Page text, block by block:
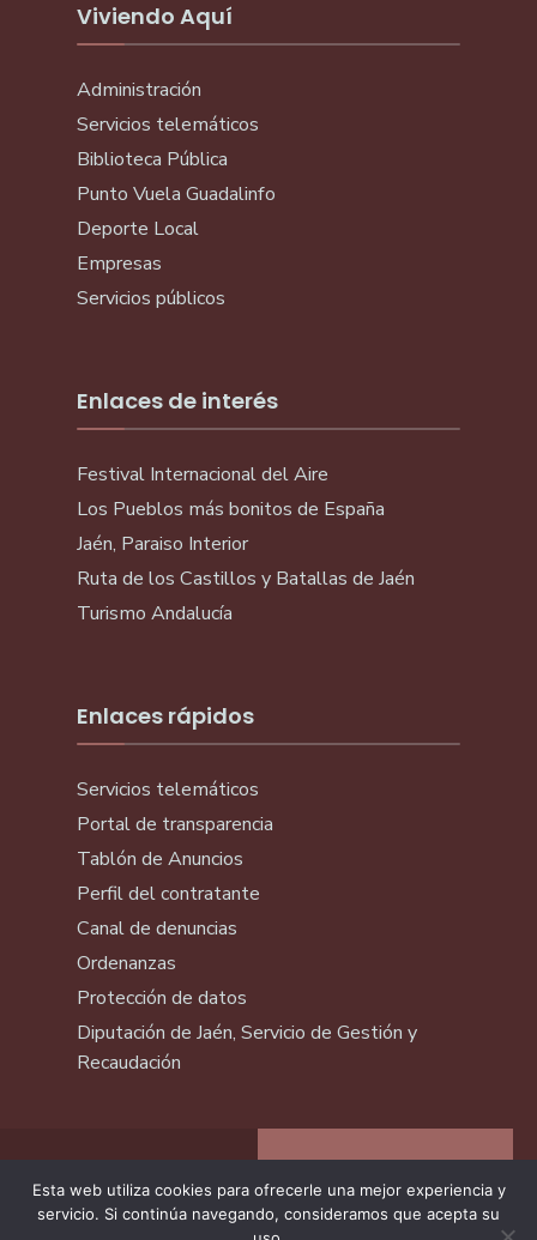
Viviendo Aquí
Administración
Servicios telemáticos
Biblioteca Pública
Punto Vuela Guadalinfo
Deporte Local
Empresas
Servicios públicos
Enlaces de interés
Festival Internacional del Aire
Los Pueblos más bonitos de España
Jaén, Paraiso Interior
Ruta de los Castillos y Batallas de Jaén
Turismo Andalucía
Enlaces rápidos
Servicios telemáticos
Portal de transparencia
Tablón de Anuncios
Perfil del contratante
Canal de denuncias
Ordenanzas
Protección de datos
Diputación de Jaén, Servicio de Gestión y
Recaudación
Esta web utiliza cookies para ofrecerle una mejor experiencia y
servicio. Si continúa navegando, consideramos que acepta su